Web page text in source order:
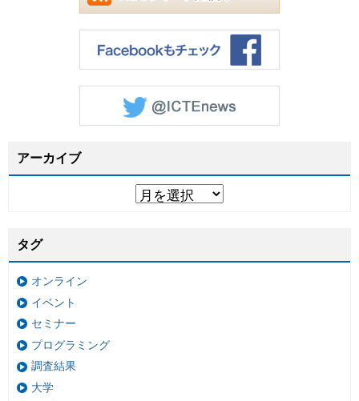
アーカイブ
タグ
オンライン
イベント
セミナー
プログラミング
調査結果
大学